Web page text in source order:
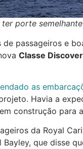
porte
passageiros e
Classe
as
Havia a
construção para
da Royal
que disse